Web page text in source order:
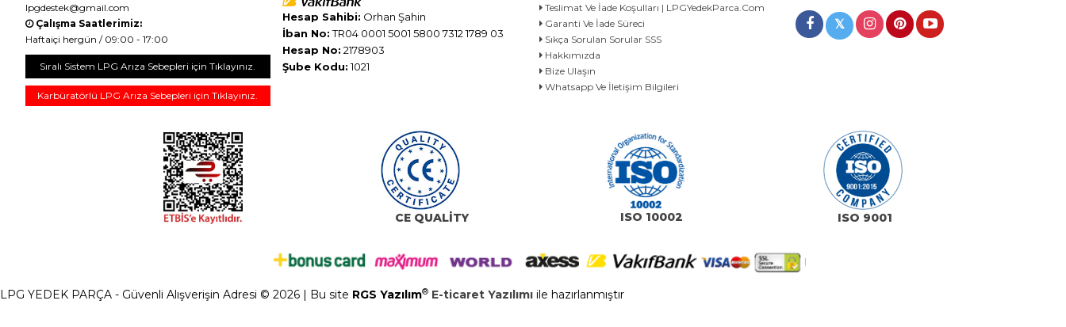
lpgdestek@gmail.com
Çalışma Saatlerimiz:
Haftaiçi hergün / 09:00 - 17:00
Sıralı Sistem LPG Arıza Sebepleri için Tıklayınız.
Karbüratörlü LPG Arıza Sebepleri için Tıklayınız.
Hesap Sahibi: Orhan Şahin
İban No:TR04 0001 5001 5800 7312 1789 03
Hesap No: 2178903
Şube Kodu:1021
Teslimat Ve İade Koşulları | LPGYedekParca.com
Garanti Ve İade Süreci
Sıkça Sorulan Sorular SSS
Hakkımızda
Bize Ulaşın
Whatsapp Ve İletişim Bilgileri
𝕏
CE QUALİTY ISO 10002 ISO 9001
LPG YEDEK PARÇA - Güvenli Alışverişin Adresi © 2026 | Bu site RGS Yazılım® E-ticaret Yazılımı ile hazırlanmıştır